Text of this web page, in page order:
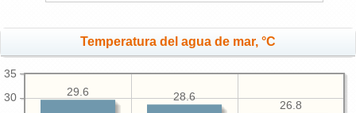
Temperatura del agua de mar, °C
30
35
26.8
28.6
29.6